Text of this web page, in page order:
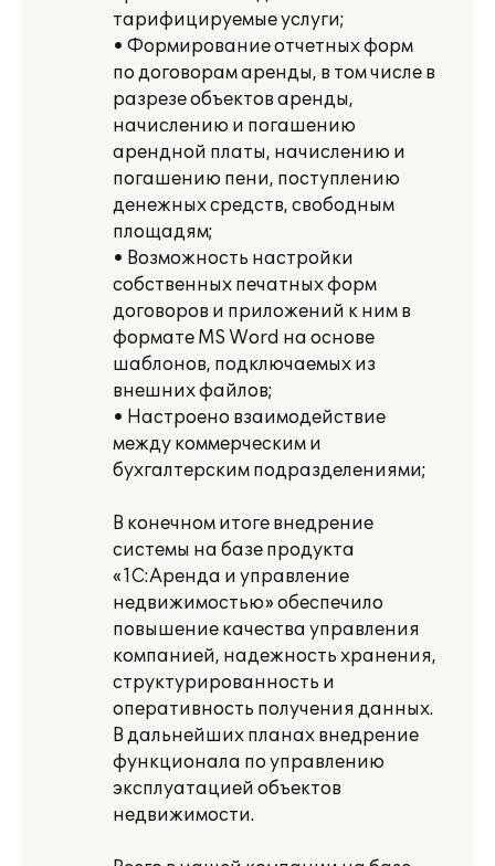
тарифицируемые услуги;
• Формирование отчетных форм
по договорам аренды, в том числе в
разрезе объектов аренды,
начислению и погашению
арендной платы, начислению и
погашению пени, поступлению
денежных средств, свободным
площадям;
• Возможность настройки
собственных печатных форм
договоров и приложений к ним в
формате MS Word на основе
шаблонов, подключаемых из
внешних файлов;
• Настроено взаимодействие
между коммерческим и
бухгалтерским подразделениями;
В конечном итоге внедрение
системы на базе продукта
«1С:Аренда и управление
недвижимостью» обеспечило
повышение качества управления
компанией, надежность хранения,
структурированность и
оперативность получения данных.
В дальнейших планах внедрение
функционала по управлению
эксплуатацией объектов
недвижимости.